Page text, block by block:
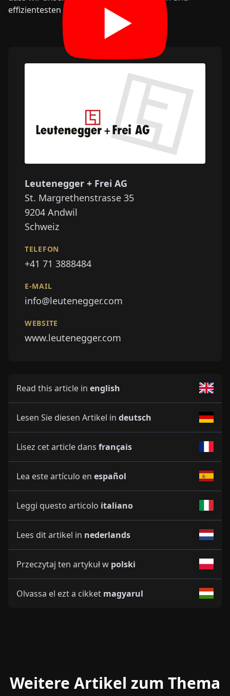
effizientesten Lösungen bieten können.
Leutenegger + Frei AG
St. Margrethenstrasse 35
9204 Andwil
Schweiz
TELEFON
+41 71 3888484
E-MAIL
info@leutenegger.com
WEBSITE
www.leutenegger.com
Read this article in english
Lesen Sie diesen Artikel in deutsch
Lisez cet article dans français
Lea este artículo en español
Leggi questo articolo italiano
Lees dit artikel in nederlands
Przeczytaj ten artykuł w polski
Olvassa el ezt a cikket magyarul
Weitere Artikel zum Thema